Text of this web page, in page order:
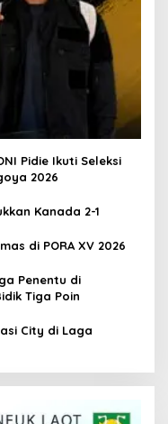
Pidie Ikuti Seleksi
2026
Kanada 2-1
di PORA XV 2026
Penentu di
Tiga Poin
City di Laga